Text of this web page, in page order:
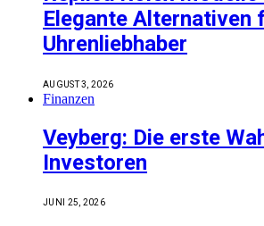
Elegante Alternativen
Uhrenliebhaber
AUGUST 3, 2026
Finanzen
Veyberg: Die erste
Investoren
JUNI 25, 2026